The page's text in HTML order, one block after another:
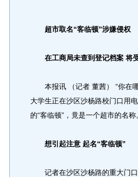
超市取名“客临顿”涉嫌侵权
在工商局未查到登记档案 将
本报讯 （记者 董茜） “你在哪
大学生正在沙区沙杨路校门口用
的“客临顿”，竟是一个超市的名称
想引起注意 起名“客临顿”
记者在沙区沙杨路的重大门口